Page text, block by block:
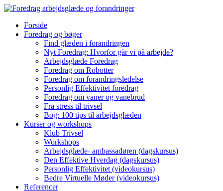
Forside
Foredrag og bøger
Find glæden i forandringen
Nyt Foredrag: Hvorfor går vi på arbejde?
Arbejdsglæde Foredrag
Foredrag om Robotter
Foredrag om forandringsledelse
Personlig Effektivitet foredrag
Foredrag om vaner og vanebrud
Fra stress til trivsel
Bog: 100 tips til arbejdsglæden
Kurser og workshops
Klub Trivsel
Workshops
Arbejdsglæde- ambassadøren (dagskursus)
Den Effektive Hverdag (dagskursus)
Personlig Effektivitet (videokursus)
Bedre Virtuelle Møder (videokursus)
Referencer